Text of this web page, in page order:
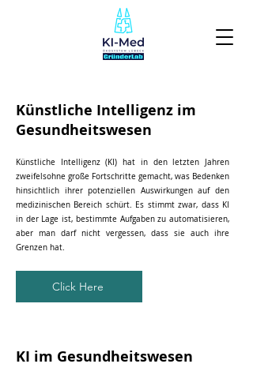
Künstliche Intelligenz im
Gesundheitswesen
Künstliche Intelligenz (KI) hat in den letzten Jahren
zweifelsohne große Fortschritte gemacht, was Bedenken
hinsichtlich ihrer potenziellen Auswirkungen auf den
medizinischen Bereich schürt. Es stimmt zwar, dass KI
in der Lage ist, bestimmte Aufgaben zu automatisieren,
aber man darf nicht vergessen, dass sie auch ihre
Grenzen hat.
Click Here
KI im Gesundheitswesen